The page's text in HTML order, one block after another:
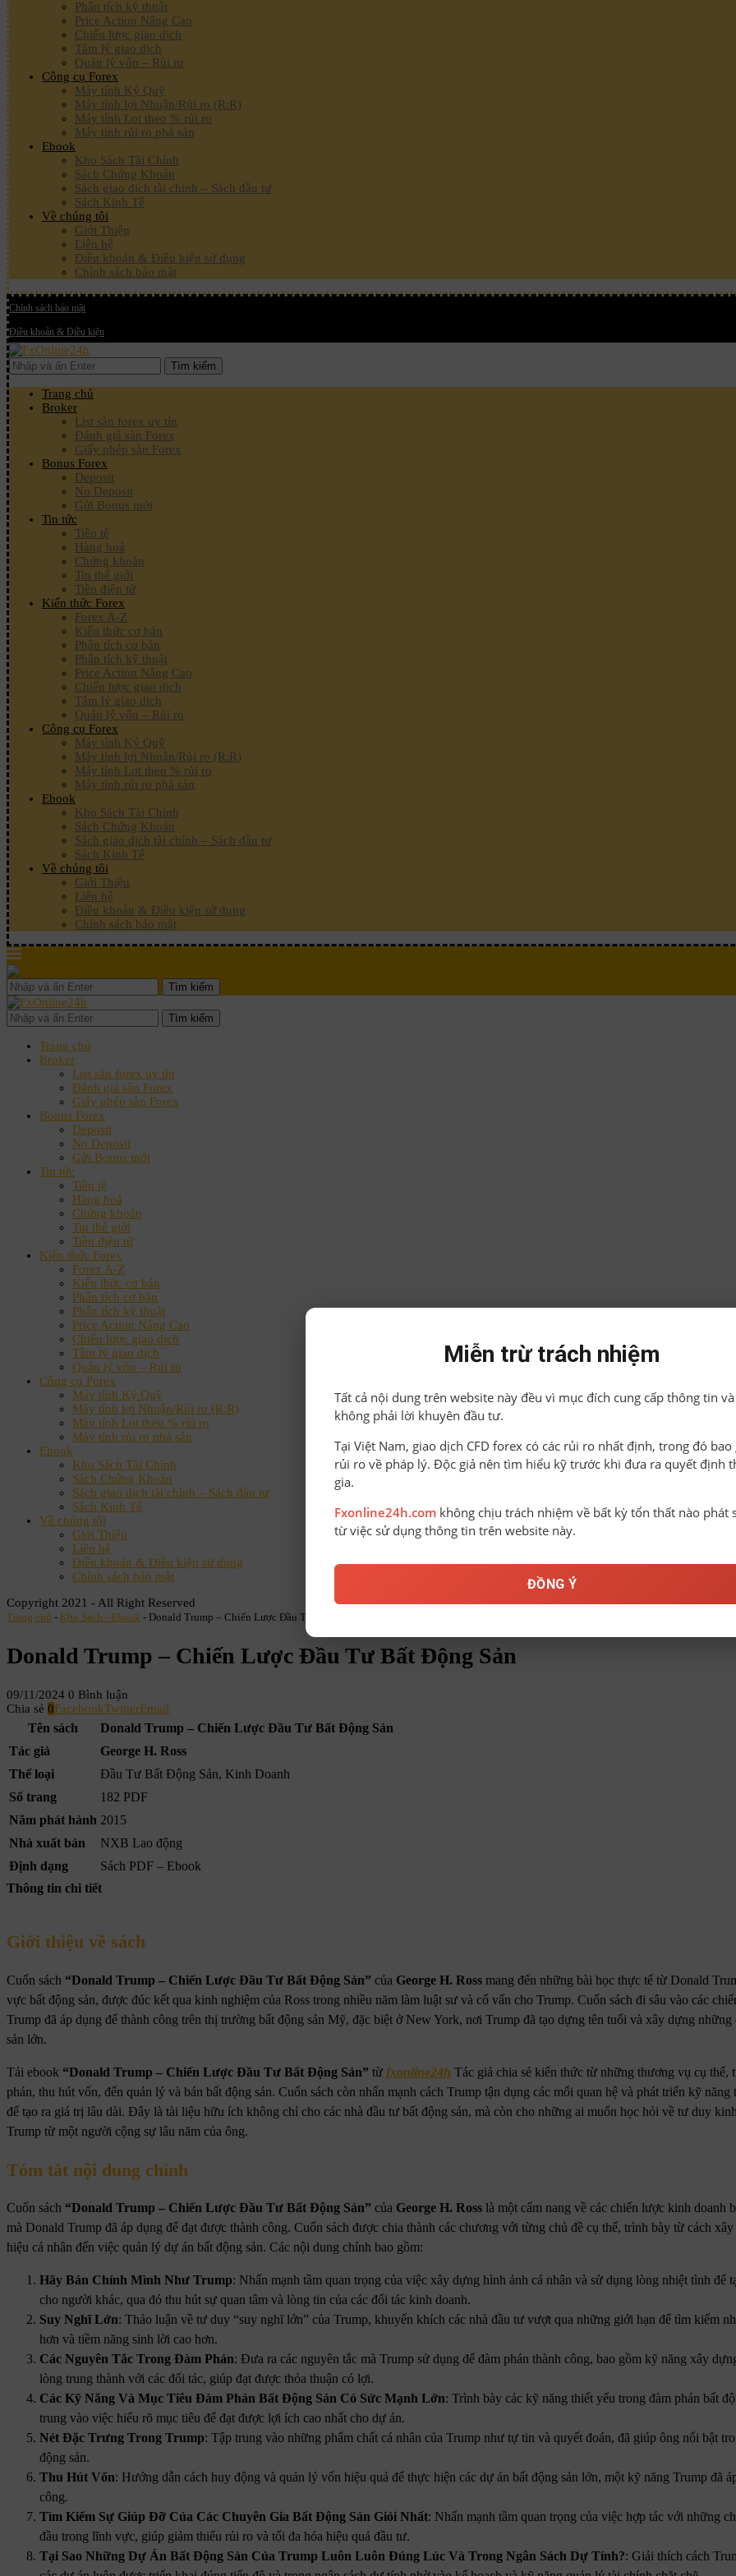
Phân tích kỹ thuật
Price Action Nâng Cao
Chiến lược giao dịch
Tâm lý giao dịch
Quản lý vốn – Rủi ro
Công cụ Forex
Máy tính Ký Quỹ
Máy tính lợi Nhuận/Rủi ro (R:R)
Máy tính Lot theo % rủi ro
Máy tính rủi ro phá sản
Ebook
Kho Sách Tài Chính
Sách Chứng Khoán
Sách giao dịch tài chính – Sách đầu tư
Sách Kinh Tế
Về chúng tôi
Giới Thiệu
Liên hệ
Điều khoản & Điều kiện sử dụng
Chính sách bảo mật
Chính sách bảo mật
Điều khoản & Điều kiện
Tìm kiếm
Trang chủ
Broker
List sàn forex uy tín
Đánh giá sàn Forex
Giấy phép sàn Forex
Bonus Forex
Deposit
No Deposit
Gửi Bonus mới
Tin tức
Tiền tệ
Hàng hoá
Chứng khoán
Tin thế giới
Tiền điện tử
Kiến thức Forex
Forex A-Z
Kiến thức cơ bản
Phân tích cơ bản
Phân tích kỹ thuật
Price Action Nâng Cao
Chiến lược giao dịch
Tâm lý giao dịch
Quản lý vốn – Rủi ro
Công cụ Forex
Máy tính Ký Quỹ
Máy tính lợi Nhuận/Rủi ro (R:R)
Máy tính Lot theo % rủi ro
Máy tính rủi ro phá sản
Ebook
Kho Sách Tài Chính
Sách Chứng Khoán
Sách giao dịch tài chính – Sách đầu tư
Sách Kinh Tế
Về chúng tôi
Giới Thiệu
Liên hệ
Điều khoản & Điều kiện sử dụng
Chính sách bảo mật
Tìm kiếm
Tìm kiếm
Trang chủ
Broker
List sàn forex uy tín
Đánh giá sàn Forex
Giấy phép sàn Forex
Bonus Forex
Deposit
No Deposit
Gửi Bonus mới
Tin tức
Tiền tệ
Hàng hoá
Chứng khoán
Tin thế giới
Tiền điện tử
Kiến thức Forex
Forex A-Z
Kiến thức cơ bản
Phân tích cơ bản
Phân tích kỹ thuật
Price Action Nâng Cao
Chiến lược giao dịch
Tâm lý giao dịch
Quản lý vốn – Rủi ro
Công cụ Forex
Máy tính Ký Quỹ
Máy tính lợi Nhuận/Rủi ro (R:R)
Máy tính Lot theo % rủi ro
Máy tính rủi ro phá sản
Ebook
Kho Sách Tài Chính
Sách Chứng Khoán
Sách giao dịch tài chính – Sách đầu tư
Sách Kinh Tế
Về chúng tôi
Giới Thiệu
Liên hệ
Điều khoản & Điều kiện sử dụng
Chính sách bảo mật
Copyright 2021 - All Right Reserved
Trang chủ - Kho Sách - Ebook - Donald Trump – Chiến Lược Đầu Tư Bất Động Sản
Donald Trump – Chiến Lược Đầu Tư Bất Động Sản
09/11/2024 0 Bình luận
Chia sẻ 0FacebookTwitterEmail
Tên sách
Donald Trump – Chiến Lược Đầu Tư Bất Động Sản
Tác giả
George H. Ross
Thể loại
Đầu Tư Bất Động Sản, Kinh Doanh
Số trang
182 PDF
Năm phát hành 2015
Nhà xuất bản
NXB Lao động
Định dạng
Sách PDF – Ebook
Thông tin chi tiết
Giới thiệu về sách
Cuốn sách “Donald Trump – Chiến Lược Đầu Tư Bất Động Sản” của George H. Ross mang đến những bài học thực tế từ Donald
vực bất động sản, được đúc kết qua kinh nghiệm của Ross trong nhiều năm làm luật sư và cố vấn cho Trump. Cuốn sách đi sâu vào các
Trump đã áp dụng để thành công trên thị trường bất động sản Mỹ, đặc biệt ở New York, nơi Trump đã tạo dựng tên tuổi và xây dựng những
sản lớn.
Tải ebook “Donald Trump – Chiến Lược Đầu Tư Bất Động Sản” từ fxonline24h Tác giả chia sẻ kiến thức từ những thương vụ cụ thể,
phán, thu hút vốn, đến quản lý và bán bất động sản. Cuốn sách còn nhấn mạnh cách Trump tận dụng các mối quan hệ và phát triển kỹ năng
để tạo ra giá trị lâu dài. Đây là tài liệu hữu ích không chỉ cho các nhà đầu tư bất động sản, mà còn cho những ai muốn học hỏi về tư duy
Trump từ một người cộng sự lâu năm của ông.
Tóm tắt nội dung chính
Cuốn sách “Donald Trump – Chiến Lược Đầu Tư Bất Động Sản” của George H. Ross là một cẩm nang về các chiến lược kinh doanh
mà Donald Trump đã áp dụng để đạt được thành công. Cuốn sách được chia thành các chương với từng chủ đề cụ thể, trình bày từ cách
hiệu cá nhân đến việc quản lý dự án bất động sản. Các nội dung chính bao gồm:
Hãy Bán Chính Mình Như Trump: Nhấn mạnh tầm quan trọng của việc xây dựng hình ảnh cá nhân và sử dụng lòng nhiệt tình để
cho người khác, qua đó thu hút sự quan tâm và lòng tin của các đối tác kinh doanh.
Suy Nghĩ Lớn: Thảo luận về tư duy “suy nghĩ lớn” của Trump, khuyến khích các nhà đầu tư vượt qua những giới hạn để tìm kiếm
hơn và tiềm năng sinh lời cao hơn.
Các Nguyên Tắc Trong Đàm Phán: Đưa ra các nguyên tắc mà Trump sử dụng để đàm phán thành công, bao gồm kỹ năng xây
lòng trung thành với các đối tác, giúp đạt được thỏa thuận có lợi.
Các Kỹ Năng Và Mục Tiêu Đàm Phán Bất Động Sản Có Sức Mạnh Lớn: Trình bày các kỹ năng thiết yếu trong đàm phán bất
trung vào việc hiểu rõ mục tiêu để đạt được lợi ích cao nhất cho dự án.
Nét Đặc Trưng Trong Trump: Tập trung vào những phẩm chất cá nhân của Trump như tự tin và quyết đoán, đã giúp ông nổi bật
động sản.
Thu Hút Vốn: Hướng dẫn cách huy động và quản lý vốn hiệu quả để thực hiện các dự án bất động sản lớn, một kỹ năng Trump đã
công.
Tìm Kiếm Sự Giúp Đỡ Của Các Chuyên Gia Bất Động Sản Giỏi Nhất: Nhấn mạnh tầm quan trọng của việc hợp tác với những
đầu trong lĩnh vực, giúp giảm thiểu rủi ro và tối đa hóa hiệu quả đầu tư.
Tại Sao Những Dự Án Bất Động Sản Của Trump Luôn Luôn Đúng Lúc Và Trong Ngân Sách Dự Tính?: Giải thích cách
Miễn trừ trách nhiệm
Tất cả nội dung trên website này đều vì mục đích cung cấp thông tin và
không phải lời khuyên đầu tư.
Tại Việt Nam, giao dịch CFD forex có các rủi ro nhất định, trong đó bao
rủi ro về pháp lý. Độc giả nên tìm hiểu kỹ trước khi đưa ra quyết định
gia.
Fxonline24h.com không chịu trách nhiệm về bất kỳ tổn thất nào phát
từ việc sử dụng thông tin trên website này.
ĐỒNG Ý